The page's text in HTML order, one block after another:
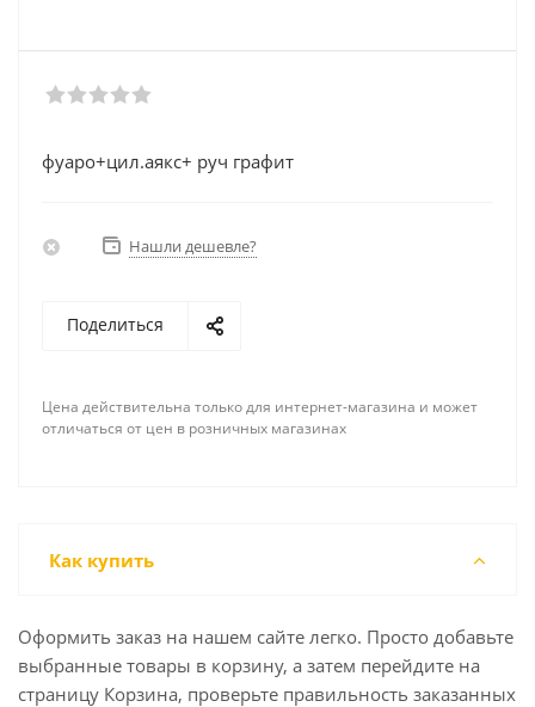
фуаро+цил.аякс+ руч графит
Нашли дешевле?
Поделиться
Цена действительна только для интернет-магазина и может
отличаться от цен в розничных магазинах
Как купить
Оформить заказ на нашем сайте легко. Просто добавьте
выбранные товары в корзину, а затем перейдите на
страницу Корзина, проверьте правильность заказанных